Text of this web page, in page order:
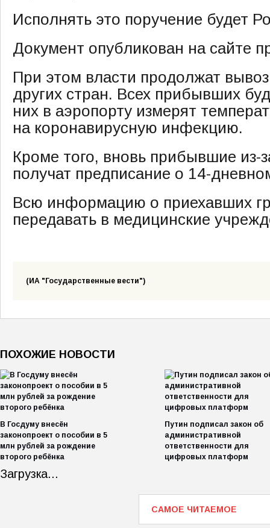
Исполнять это поручение будет
Документ опубликован на сайте
При этом власти продолжат
других стран. Всех прибывших
них в аэропорту измерят
на коронавирусную инфекцию.
Кроме того, вновь прибывшие из-
получат предписание о 14-
Всю информацию о приехавших
передавать в медицинские
(ИА "Государственные вести")
ПОХОЖИЕ НОВОСТИ
В Госдуму внесён
законопроект о пособии в 5
млн рублей за рождение
второго ребёнка
Путин подписал закон об
административной
ответственности для
цифровых платформ
Загрузка...
САМОЕ ЧИТАЕМОЕ